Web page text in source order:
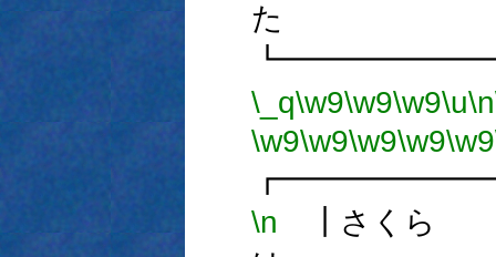
た
\_q\w9\w9\w9\u\n
\w9\w9\w9\w9\w9
\n ┃さくら